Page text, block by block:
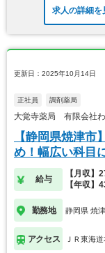
求人の詳細を
更新日：2025年10月14日
正社員 調剤薬局
大覚寺薬局 有限会社
【静岡県焼津
め！幅広い科目
給与
【月収】
【年収】
勤務地 静岡県 焼
アクセス ＪＲ東海